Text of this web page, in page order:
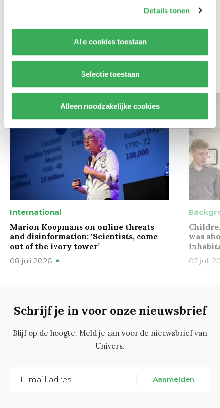
Details tonen
Alle cookies toestaan
Selectie toestaan
Alleen noodzakelijke cookies
Maak het onderwijs flexibel,
zodat studenten zich breder
Bekijk meer recent nieuws
International
Marion Koopmans on online threats
and disinformation: ‘Scientists, come
out of the ivory tower’
08 juli 2026
was
07 juli
Schrijf je in voor onze nieuwsbrief
Blijf op de hoogte. Meld je aan voor de nieuwsbrief van
Univers.
Aanmelden